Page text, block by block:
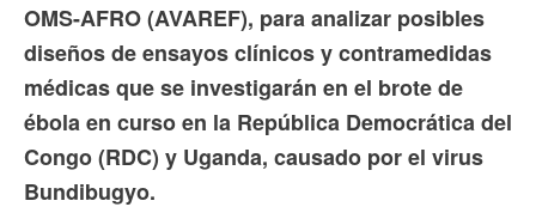
OMS-AFRO (AVAREF), para analizar posibles
diseños de ensayos clínicos y contramedidas
médicas que se investigarán en el brote de
ébola en curso en la República Democrática del
Congo (RDC) y Uganda, causado por el virus
Bundibugyo.